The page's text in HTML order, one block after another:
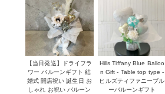
【当日発送】ドライフラ
ワー バルーンギフト 結
婚式 開店祝い 誕生日 お
しゃれ お祝い バルーン
Hills Tiffany Blue Balloo
n Gift - Table top type -
ヒルズティファニーブル
ーバルーンギフト